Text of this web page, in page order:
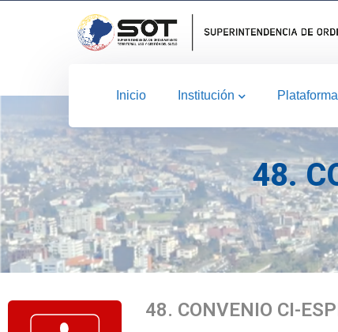
Inicio Institución
48.
48. CONVENIO CI-